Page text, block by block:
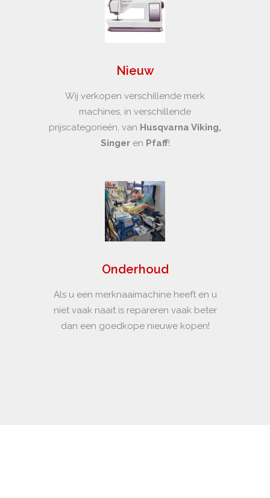
Nieuw
Wij verkopen verschillende merk
machines, in verschillende
prijscategorieën, van Husqvarna Viking,
Singeren Pfaff!
Onderhoud
Als u een merknaaimachine heeft en u
niet vaak naait is repareren vaak beter
dan een goedkope nieuwe kopen!